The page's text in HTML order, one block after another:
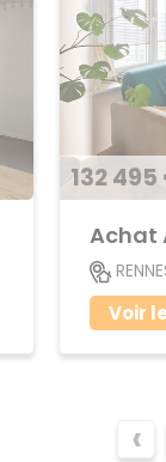
132 495
Achat
Voir
‹